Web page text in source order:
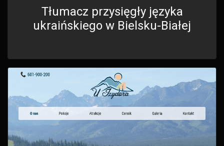
Tłumacz przysięgły języka
ukraińskiego w Bielsku-Białej